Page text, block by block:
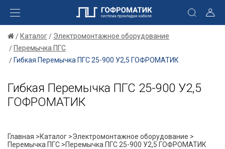
Каталог
Электромонтажное оборудование
Перемычка ПГС
Гибкая Перемычка ПГС 25-900 У2,5 ГОФРОМАТИК
Гибкая Перемычка ПГС 25-900 У2,5
ГОФРОМАТИК
Главная >Каталог >Электромонтажное оборудование >
Перемычка ПГС >Перемычка ПГС 25-900 У2,5 ГОФРОМАТИК